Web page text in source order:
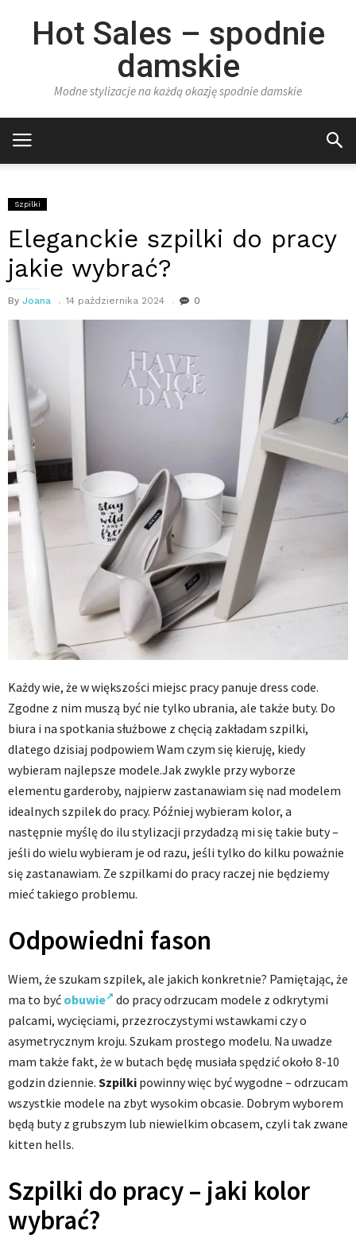
Hot Sales – spodnie
damskie
Modne stylizacje na każdą okazję spodnie damskie
Szpilki
Eleganckie szpilki do pracy
jakie wybrać?
By Joana 14 października 2024 0
Każdy wie, że w większości miejsc pracy panuje dress code.
Zgodne z nim muszą być nie tylko ubrania, ale także buty. Do
biura i na spotkania służbowe z chęcią zakładam szpilki,
dlatego dzisiaj podpowiem Wam czym się kieruję, kiedy
wybieram najlepsze modele.Jak zwykle przy wyborze
elementu garderoby, najpierw zastanawiam się nad modelem
idealnych szpilek do pracy. Później wybieram kolor, a
następnie myślę do ilu stylizacji przydadzą mi się takie buty –
jeśli do wielu wybieram je od razu, jeśli tylko do kilku poważnie
się zastanawiam. Ze szpilkami do pracy raczej nie będziemy
mieć takiego problemu.
Odpowiedni fason
Wiem, że szukam szpilek, ale jakich konkretnie? Pamiętając, że
ma to być obuwie
do pracy odrzucam modele z odkrytymi
palcami, wycięciami, przezroczystymi wstawkami czy o
asymetrycznym kroju. Szukam prostego modelu. Na uwadze
mam także fakt, że w butach będę musiała spędzić około 8-10
godzin dziennie. Szpilki powinny więc być wygodne – odrzucam
wszystkie modele na zbyt wysokim obcasie. Dobrym wyborem
będą buty z grubszym lub niewielkim obcasem, czyli tak zwane
kitten hells.
Szpilki do pracy – jaki kolor
wybrać?